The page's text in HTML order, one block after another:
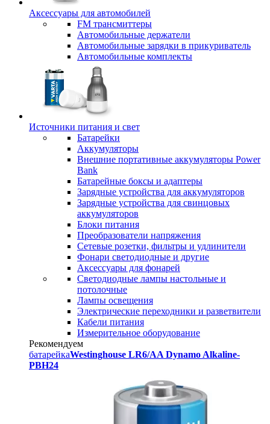
Аксессуары для автомобилей
FM трансмиттеры
Автомобильные держатели
Автомобильные зарядки в прикуриватель
Автомобильные комплекты
Источники питания и свет
Батарейки
Аккумуляторы
Внешние портативные аккумуляторы Power
Bank
Батарейные боксы и адаптеры
Зарядные устройства для аккумуляторов
Зарядные устройства для свинцовых
аккумуляторов
Блоки питания
Преобразователи напряжения
Сетевые розетки, фильтры и удлинители
Фонари светодиодные и другие
Аксессуары для фонарей
Светодиодные лампы настольные и
потолочные
Лампы освещения
Электрические переходники и разветвители
Кабели питания
Измерительное оборудование
Рекомендуем
батарейкаWestinghouse LR6/AA Dynamo Alkaline-
PBH24